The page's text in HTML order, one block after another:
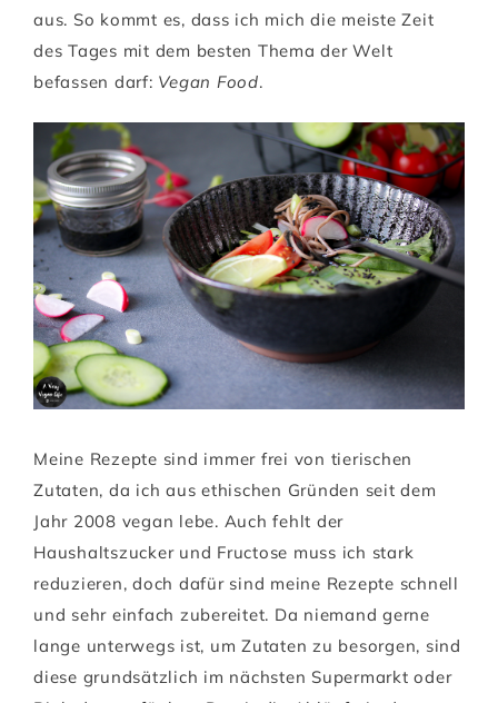
aus. So kommt es, dass ich mich die meiste Zeit
des Tages mit dem besten Thema der Welt
befassen darf: Vegan Food.
Meine Rezepte sind immer frei von tierischen
Zutaten, da ich aus ethischen Gründen seit dem
Jahr 2008 vegan lebe. Auch fehlt der
Haushaltszucker und Fructose muss ich stark
reduzieren, doch dafür sind meine Rezepte schnell
und sehr einfach zubereitet. Da niemand gerne
lange unterwegs ist, um Zutaten zu besorgen, sind
diese grundsätzlich im nächsten Supermarkt oder